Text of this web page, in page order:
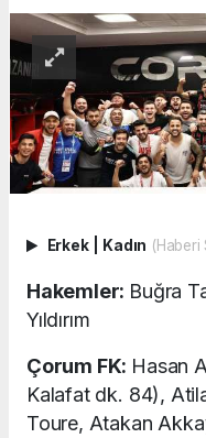
Erkek Kadın (Haberi
Hakemler: Buğra
Yıldırım
Çorum FK: Hasan
Kalafat dk. 84),
Toure, Atakan